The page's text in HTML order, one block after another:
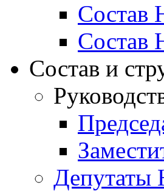
Состав
Состав
Состав и
Депутаты